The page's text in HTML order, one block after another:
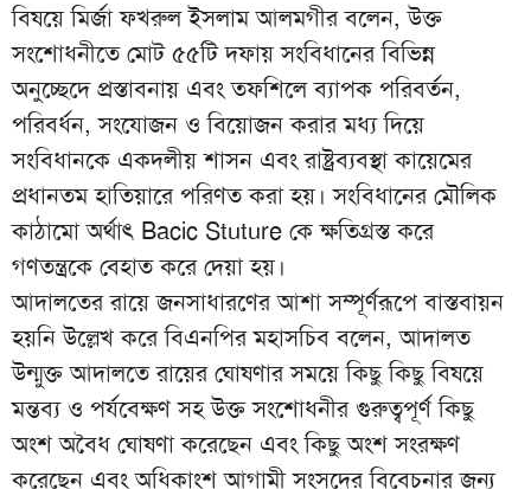
বিষয়ে মির্জা ফখরুল ইসলাম আলমগীর বলেন, উক্ত
সংশোধনীতে মোট ৫৫টি দফায় সংবিধানের বিভিন্ন
অনুচ্ছেদে প্রস্তাবনায় এবং তফশিলে ব্যাপক পরিবর্তন,
পরিবর্ধন, সংযোজন ও বিয়োজন করার মধ্য দিয়ে
সংবিধানকে একদলীয় শাসন এবং রাষ্ট্রব্যবস্থা কায়েমের
প্রধানতম হাতিয়ারে পরিণত করা হয়। সংবিধানের মৌলিক
কাঠামো অর্থাৎ Bacic Stuture কে ক্ষতিগ্রস্ত করে
গণতন্ত্রকে বেহাত করে দেয়া হয়।
আদালতের রায়ে জনসাধারণের আশা সম্পূর্ণরূপে বাস্তবায়ন
হয়নি উল্লেখ করে বিএনপির মহাসচিব বলেন, আদালত
উন্মুক্ত আদালতে রায়ের ঘোষণার সময়ে কিছু কিছু বিষয়ে
মন্তব্য ও পর্যবেক্ষণ সহ উক্ত সংশোধনীর গুরুত্বপূর্ণ কিছু
অংশ অবৈধ ঘোষণা করেছেন এবং কিছু অংশ সংরক্ষণ
করেছেন এবং অধিকাংশ আগামী সংসদের বিবেচনার জন্য